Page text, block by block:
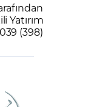
Yatırım
(398)